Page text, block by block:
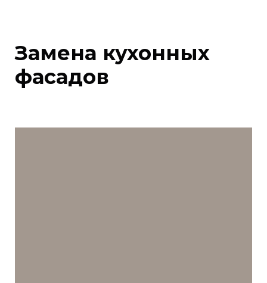
Замена кухонных
фасадов